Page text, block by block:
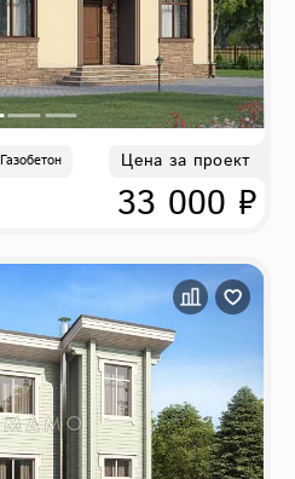
Газобетон Цена за проект
33 000 ₽